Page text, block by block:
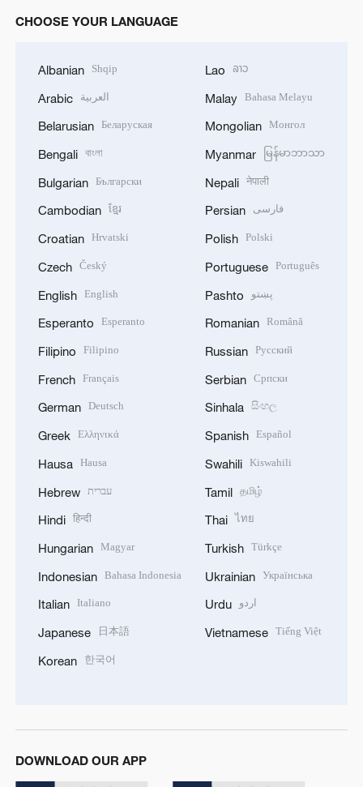
CHOOSE YOUR LANGUAGE
Albanian Shqip
Arabic العربية
Belarusian Беларуская
Bengali বাংলা
Bulgarian Български
Cambodian ខ្មែរ
Croatian Hrvatski
Czech Český
English English
Esperanto Esperanto
Filipino Filipino
French Français
German Deutsch
Greek Ελληνικά
Hausa Hausa
Hebrew עברית
Hindi हिन्दी
Hungarian Magyar
Indonesian Bahasa Indonesia
Italian Italiano
Japanese 日本語
Korean 한국어
Lao ລາວ
Malay Bahasa Melayu
Mongolian Монгол
Myanmar မြန်မာဘာသာ
Nepali नेपाली
Persian فارسی
Polish Polski
Portuguese Português
Pashto پښتو
Romanian Română
Russian Русский
Serbian Српски
Sinhala සිංහල
Spanish Español
Swahili Kiswahili
Tamil தமிழ்
Thai ไทย
Turkish Türkçe
Ukrainian Українська
Urdu اردو
Vietnamese Tiếng Việt
DOWNLOAD OUR APP